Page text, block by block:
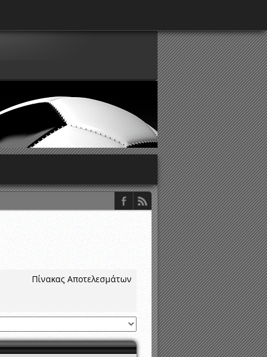
ΕΠΣΑ
περιόδου 2015-2016
Πίνακας Αποτελεσμάτων